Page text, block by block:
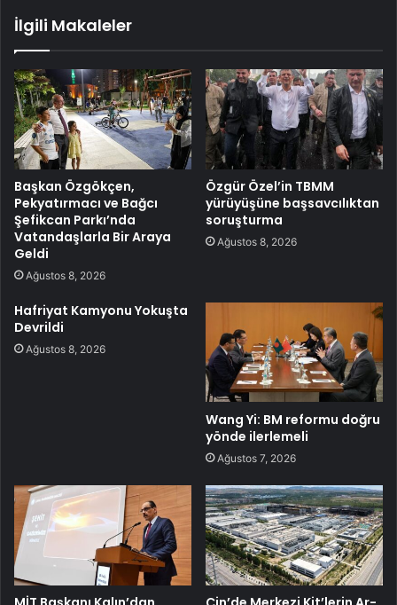
İlgili Makaleler
Başkan Özgökçen,
Pekyatırmacı ve Bağcı
Şefikcan Parkı’nda
Vatandaşlarla Bir Araya
Geldi
Ağustos 8, 2026
Özgür Özel’in TBMM
yürüyüşüne başsavcılıktan
soruşturma
Ağustos 8, 2026
Hafriyat Kamyonu Yokuşta
Devrildi
Ağustos 8, 2026
Wang Yi: BM reformu doğru
yönde ilerlemeli
Ağustos 7, 2026